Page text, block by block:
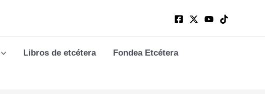
Libros de etcétera Fondea Etcétera